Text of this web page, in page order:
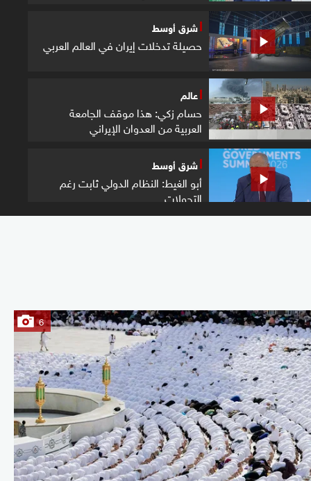
شرق أوسط
حصيلة تدخلات إيران في العالم العربي
عالم
حسام زكي: هذا موقف الجامعة
العربية من العدوان الإيراني
شرق أوسط
أبو الغيط: النظام الدولي ثابت رغم
التحولات
6